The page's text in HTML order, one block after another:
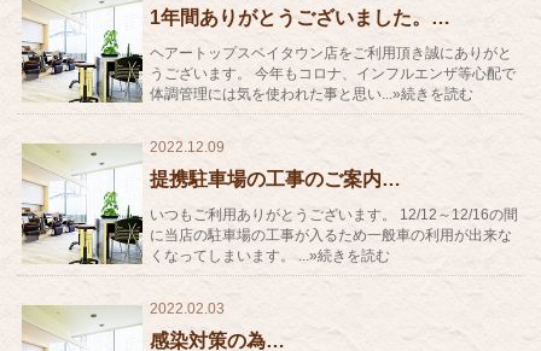
1年間ありがとうございました。…
ヘアートップスベイタウン店をご利用頂き誠にありがと
うございます。 今年もコロナ、インフルエンザ等心配で
体調管理には気を使われた事と思い...»続きを読む
2022.12.09
提携駐車場の工事のご案内…
いつもご利用ありがとうございます。 12/12～12/16の間
に当店の駐車場の工事が入るため一般車の利用が出来な
くなってしまいます。 ...»続きを読む
2022.02.03
感染対策の為…